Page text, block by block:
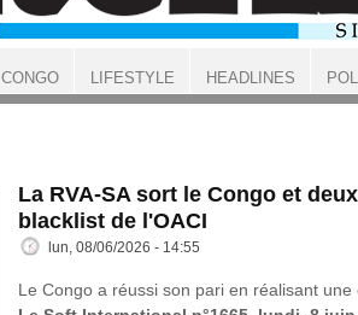
La RVA-SA sort le Congo et
blacklist de l'OACI
lun, 08/06/2026 - 14:55
Le Congo a réussi son pari en réalisant une
CONGO LIFESTYLE HEADLINES